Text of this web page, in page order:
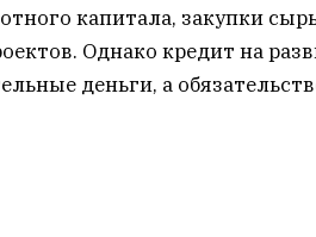
капитала, закупки
Однако кредит на
деньги, а